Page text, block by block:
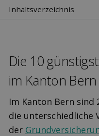
Inhaltsverzeichnis
Die 10
im Kanton Bern
Im Kanton Bern sind
die unterschiedliche
der